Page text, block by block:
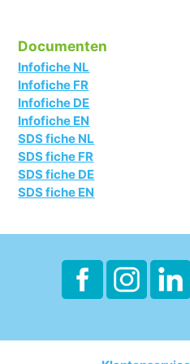
Documenten
Infofiche NL
Infofiche FR
Infofiche DE
Infofiche EN
SDS fiche NL
SDS fiche FR
SDS fiche DE
SDS fiche EN